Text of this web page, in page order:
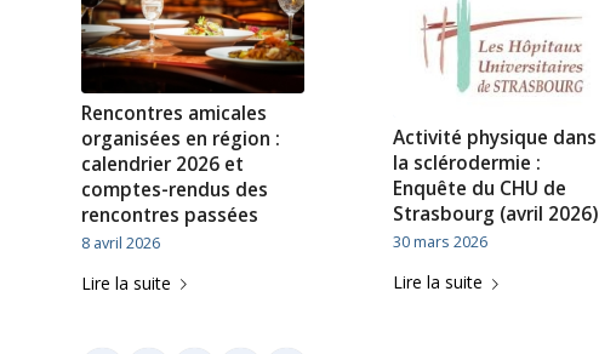
Rencontres amicales
organisées en région :
calendrier 2026 et
comptes-rendus des
rencontres passées
8 avril 2026
Lire la suite
Activité physique dans
la sclérodermie :
Enquête du CHU de
Strasbourg (avril 2026)
30 mars 2026
Lire la suite